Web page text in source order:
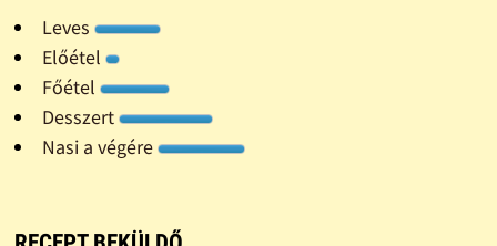
Leves
Előétel
Főétel
Desszert
Nasi a végére